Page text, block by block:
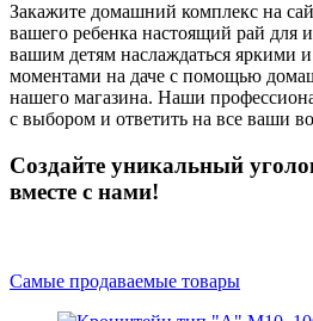
Закажите домашний комплекс на
вашего ребенка настоящий рай для
вашим детям наслаждаться яркими
моментами на даче с помощью
нашего магазина. Наши
с выбором и ответить на все ваши
Создайте уникальный
вместе с нами!
Самые продаваемые товары